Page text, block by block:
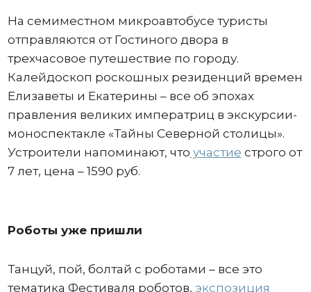
На семиместном микроавтобусе туристы
отправляются от Гостиного двора в
трехчасовое путешествие по городу.
Калейдоскоп роскошных резиденций времен
Елизаветы и Екатерины – все об эпохах
правления великих императриц в экскурсии-
моноспектакле «Тайны Северной столицы».
Устроители напоминают, что участие строго от
7 лет, цена – 1590 руб.
Роботы уже пришли
Танцуй, пой, болтай с роботами – все это
тематика Фестиваля роботов, экспозиция